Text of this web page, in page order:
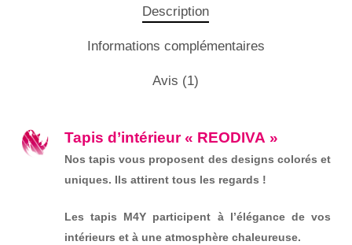
Description
Informations complémentaires
Avis (1)
Tapis d’intérieur « REODIVA »
Nos tapis vous proposent des designs colorés et
uniques. Ils attirent tous les regards !
Les tapis M4Y participent à l’élégance de vos
intérieurs et à une atmosphère chaleureuse.